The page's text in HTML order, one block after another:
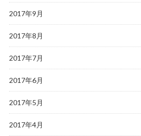
2017年9月
2017年8月
2017年7月
2017年6月
2017年5月
2017年4月